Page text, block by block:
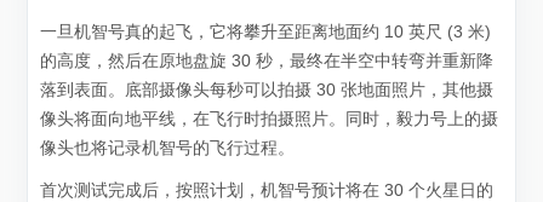
一旦机智号真的起飞，它将攀升至距离地面约 10 英尺 (3 米)
的高度，然后在原地盘旋 30 秒，最终在半空中转弯并重新降
落到表面。底部摄像头每秒可以拍摄 30 张地面照片，其他摄
像头将面向地平线，在飞行时拍摄照片。同时，毅力号上的摄
像头也将记录机智号的飞行过程。
首次测试完成后，按照计划，机智号预计将在 30 个火星日的